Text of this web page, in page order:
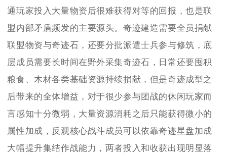
通玩家投入大量物资后很难获得对等的回报，也是联
盟内部矛盾频发的主要源头。奇迹建造需要全员捐献
联盟物资与奇迹石，还要分批派遣士兵参与修筑，底
层成员需要长时间在野外采集奇迹石，日常还要囤积
粮食、木材各类基础资源持续捐献，但是奇迹成型之
后带来的全体增益，对于很少参与团战的休闲玩家而
言感知十分微弱，大量资源消耗之后只能获得微小的
属性加成，反观核心战斗成员可以依靠奇迹星盘加成
大幅提升集结作战能力，两者投入和收获出现明显落